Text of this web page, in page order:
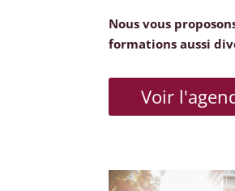
Nous vous
formations aussi
Voir